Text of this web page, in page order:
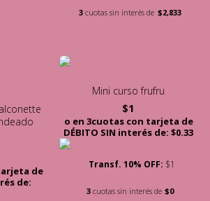
3 cuotas sin interés de $2,833
de
de:
Mini curso frufru
$1
o en 3cuotas con tarjeta de
DÉBITO SIN interés de: $0.33
Transf. 10% OFF: $1
3cuotas sin interés de $0